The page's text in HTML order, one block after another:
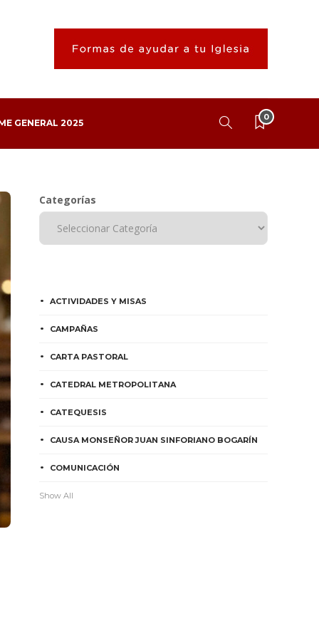
GENERAL 2025
0
Categorías
ACTIVIDADES Y MISAS
CAMPAÑAS
CARTA PASTORAL
CATEDRAL METROPOLITANA
CATEQUESIS
CAUSA MONSEÑOR JUAN SINFORIANO BOGARÍN
COMUNICACIÓN
Show All